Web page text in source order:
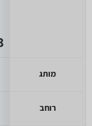
מותג
רוחב